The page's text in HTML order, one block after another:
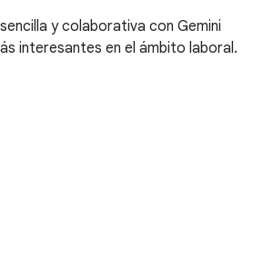
y colaborativa con Gemini
interesantes en el ámbito laboral.